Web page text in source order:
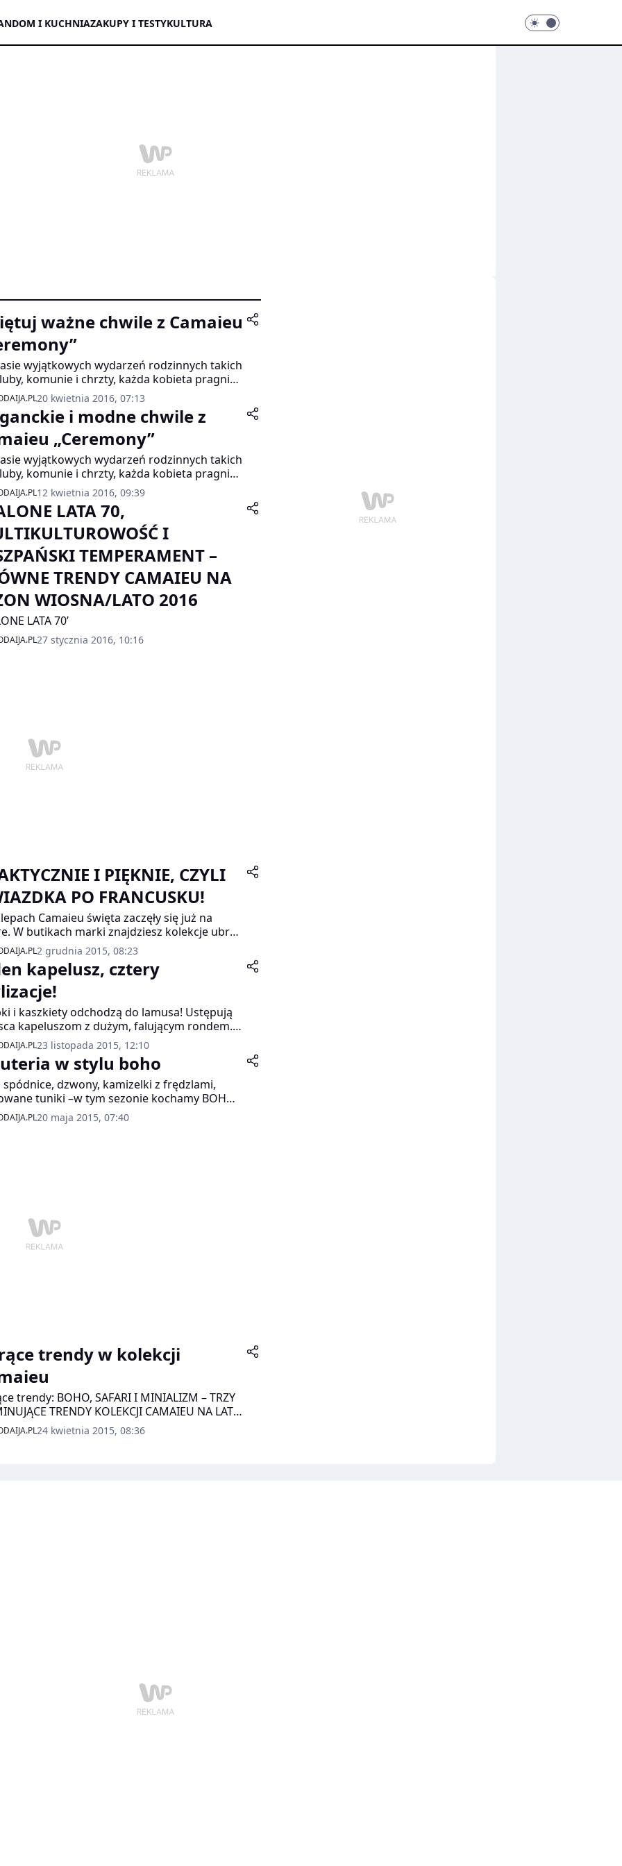
DOM I KUCHNIAZAKUPY I TESTYKULTURA
ważne chwile z Camaieu
wyjątkowych wydarzeń rodzinnych takich
komunie i chrzty, każda kobieta pragnie
elegancko. Linia Camaieu „Ceremony”
stworzona z myślą o takich szczególnych
20 kwietnia 2016, 07:13
i modne chwile z
„Ceremony”
wyjątkowych wydarzeń rodzinnych takich
komunie i chrzty, każda kobieta pragnie
elegancko. Linia Camaieu „Ceremony”
stworzona z myślą o takich szczególnych
12 kwietnia 2016, 09:39
LATA 70,
I
TEMPERAMENT –
TRENDY CAMAIEU NA
WIOSNA/LATO 2016
LATA 70’
27 stycznia 2016, 10:16
I PIĘKNIE, CZYLI
PO FRANCUSKU!
Camaieu święta zaczęły się już na
W butikach marki znajdziesz kolekcje ubrań
stworzoną na świąteczne okazje… a
upominki na mikołajki i pod choinkę!
2 grudnia 2015, 08:23
kapelusz, cztery
i kaszkiety odchodzą do lamusa! Ustępują
kapeluszom z dużym, falującym rondem.
niebanalne nakrycie głowy to mocny akcent
stylizacji, a mimo to uniwersalny!
23 listopada 2015, 12:10
w stylu boho
spódnice, dzwony, kamizelki z frędzlami,
tuniki –w tym sezonie kochamy BOHO!
Hippie szybko osiągniesz także za
dodatków.
20 maja 2015, 07:40
trendy w kolekcji
trendy: BOHO, SAFARI I MINIALIZM – TRZY
TRENDY KOLEKCJI CAMAIEU NA LATO
24 kwietnia 2015, 08:36